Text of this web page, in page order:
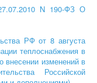
N 190-ФЗ О
РФ от 8 августа
теплоснабжения в
внесении изменений в
Российской